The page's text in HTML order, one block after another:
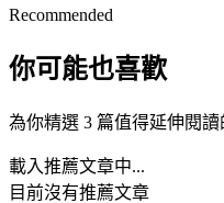
Recommended
你可能也喜歡
為你精選 3 篇值得延伸閱讀
載入推薦文章中...
目前沒有推薦文章